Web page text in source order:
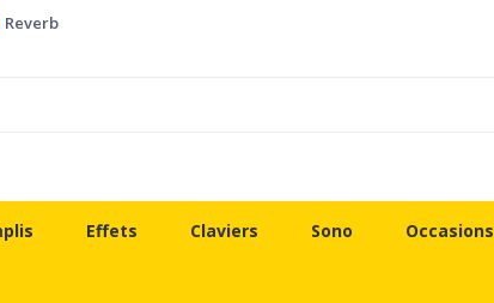
Reverb
Effets Claviers Sono Occasions